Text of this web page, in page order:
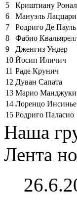
5
Криштиану
6
Мануэль Лаццари
7
Родриго Де Пауль
8
Фабио
9
Дженгиз Ундер
10 Йосип Иличич
11 Раде Крунич
12 Дуван Сапата
13 Марио
14 Лоренцо Инсинье
15 Родриго Паласио
Наша
Лента